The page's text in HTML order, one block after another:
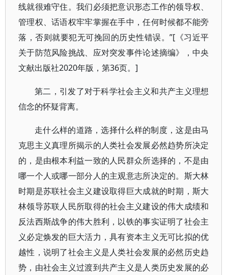
线就很难守住。我们必须把意识形态工作的领导权、
管理权、话语权牢牢掌握在手中，任何时候都不能旁
落，否则就要犯无可挽回的历史性错误。”[《习近平
关于防范风险挑战、应对突发事件论述摘编》，中央
文献出版社2020年版，第36页。]
第二，引发了对于科学社会主义和共产主义理想
信念的怀疑背离。
走什么样的道路，选择什么样的制度，这是由马
克思主义真理所揭示的人类社会发展必然趋势所决定
的，是由根本利益一致的人民群众所选择的，不是由
哪一个人或哪一部分人的主观意志所决定的。斯大林
时期是苏联社会主义建设取得巨大成就的时期，斯大
林领导苏联人民所取得的社会主义建设的伟大成绩和
反法西斯战争的伟大胜利，以铁的事实证明了社会主
义必定焕发的巨大活力，具有资本主义无可比拟的优
越性，说明了社会主义是人类社会发展的必然历史趋
势，由社会主义过渡到共产主义是人类历史发展的必